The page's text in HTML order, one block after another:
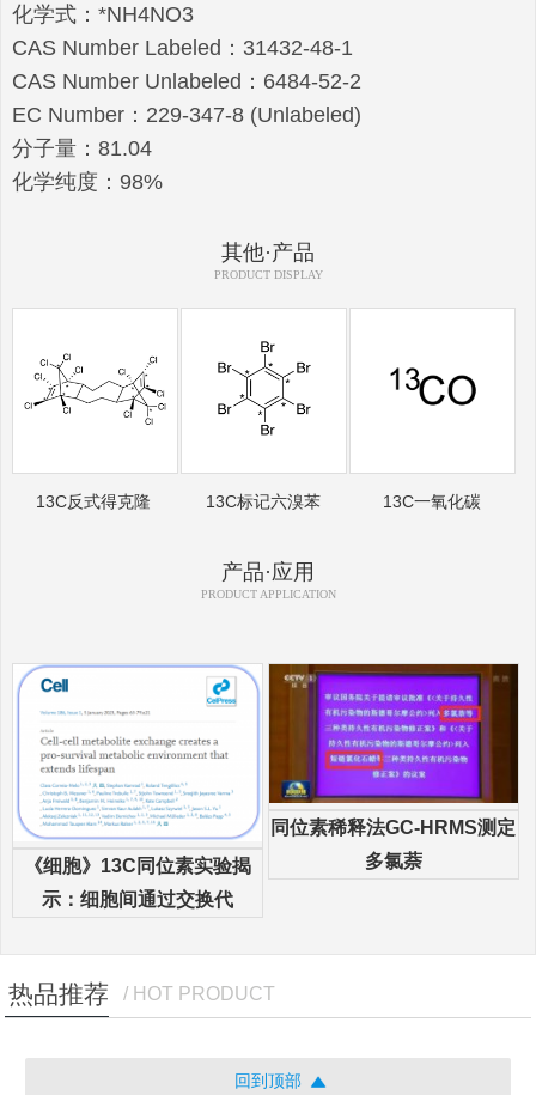
化学式：*NH4NO3
CAS Number Labeled：31432-48-1
CAS Number Unlabeled：6484-52-2
EC Number：229-347-8 (Unlabeled)
分子量：81.04
化学纯度：98%
其他·产品
PRODUCT DISPLAY
13C反式得克隆 13C标记六溴苯 13C一氧化碳
产品·应用
PRODUCT APPLICATION
《细胞》13C同位素实验揭
示：细胞间通过交换代
同位素稀释法GC-HRMS测定
多氯萘
热品推荐 / HOT PRODUCT
回到顶部